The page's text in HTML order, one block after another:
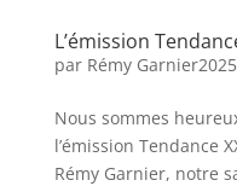
L’émission
par Rémy Garnier2025
Nous sommes
l’émission Tendance
Rémy Garnier, notre